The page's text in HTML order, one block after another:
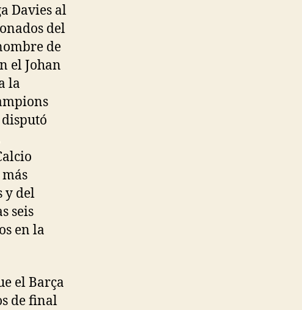
Davies al
del
de
el Johan
la
disputó
y del
seis
en la
el Barça
de final